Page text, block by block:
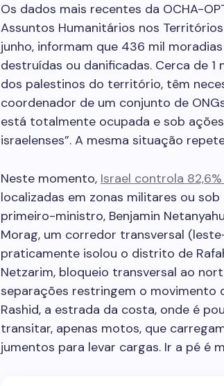
Os dados mais recentes da ­OCHA-
Assuntos Humanitários nos
junho, informam que 436 mil
destruídas ou danificadas. Cerca de
dos palestinos do território, têm
coordenador de um conjunto de
está totalmente ocupada e sob
israelenses”. A mesma situação
Neste momento, Israel controla
localizadas em zonas militares ou
primeiro-ministro, Benjamin
Morag, um corredor transversal
praticamente isolou o distrito de
Netzarim, bloqueio transversal ao
separações restringem o movimento
Rashid, a estrada da costa, onde é
transitar, apenas motos, que
jumentos para levar cargas. Ir a pé é